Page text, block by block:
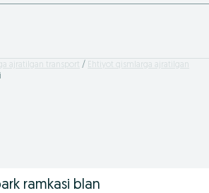
ajratilgan transport
Ehtiyot qismlarga ajratilgan
ramkasi blan